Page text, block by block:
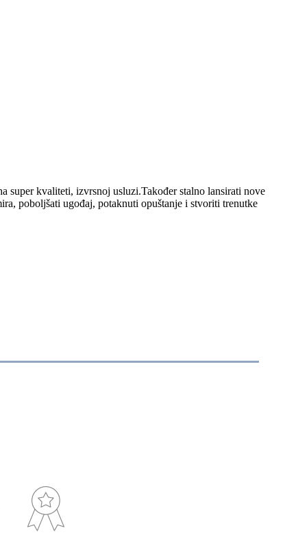
super kvaliteti, izvrsnoj usluzi.Također stalno lansirati nove
poboljšati ugođaj, potaknuti opuštanje i stvoriti trenutke